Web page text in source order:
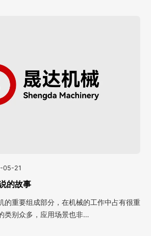
05-21
的故事
的重要组成部分，在机械的工作中占有很重
类别众多，应用场景也非…